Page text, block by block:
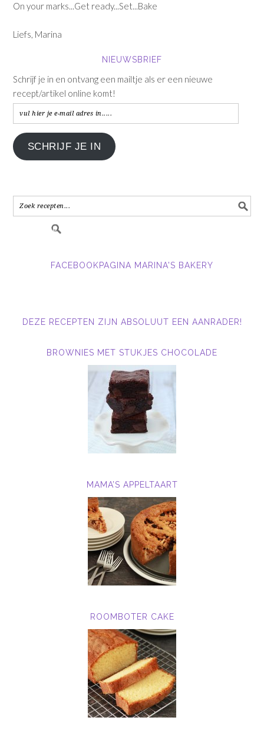
On your marks...Get ready...Set...Bake
Liefs, Marina
NIEUWSBRIEF
Schrijf je in en ontvang een mailtje als er een nieuwe
recept/artikel online komt!
vul
hier
je
e-
in.....
SCHRIJF JE IN
FACEBOOKPAGINA MARINA'S BAKERY
DEZE RECEPTEN ZIJN ABSOLUUT EEN AANRADER!
BROWNIES MET STUKJES CHOCOLADE
MAMA’S APPELTAART
ROOMBOTER CAKE